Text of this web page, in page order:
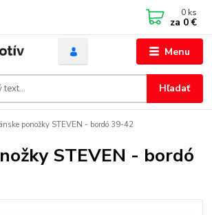
Menu
Hľadať
0 ks
za 0 €
ponožky STEVEN - bordó 39-42
STEVEN - bordó